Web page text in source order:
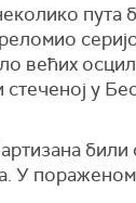
пута
већих
у
У